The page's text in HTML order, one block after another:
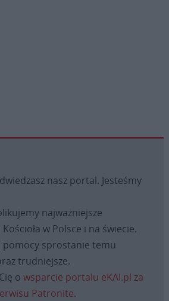
nasz portal. Jesteśmy
najważniejsze
w Polsce i na świecie.
pomocy sprostanie temu
trudniejsze.
o wsparcie portalu eKAI.pl za
Patronite.